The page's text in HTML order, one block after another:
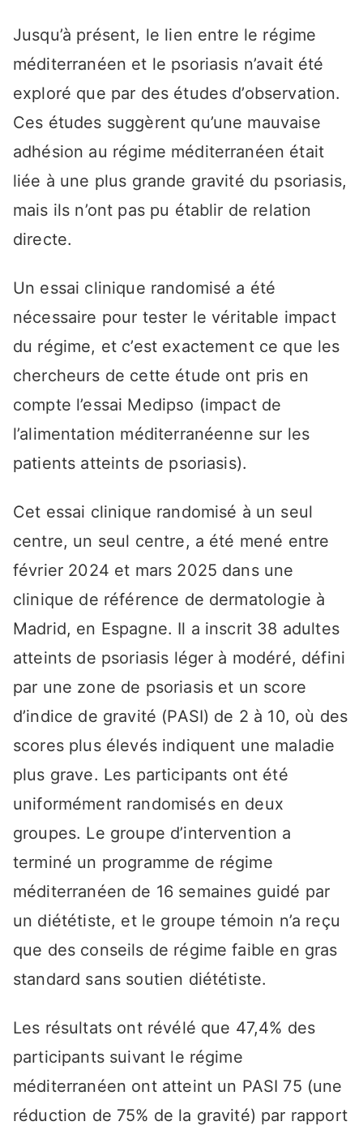
Jusqu’à présent, le lien entre le régime
méditerranéen et le psoriasis n’avait été
exploré que par des études d’observation.
Ces études suggèrent qu’une mauvaise
adhésion au régime méditerranéen était
liée à une plus grande gravité du psoriasis,
mais ils n’ont pas pu établir de relation
directe.
Un essai clinique randomisé a été
nécessaire pour tester le véritable impact
du régime, et c’est exactement ce que les
chercheurs de cette étude ont pris en
compte l’essai Medipso (impact de
l’alimentation méditerranéenne sur les
patients atteints de psoriasis).
Cet essai clinique randomisé à un seul
centre, un seul centre, a été mené entre
février 2024 et mars 2025 dans une
clinique de référence de dermatologie à
Madrid, en Espagne. Il a inscrit 38 adultes
atteints de psoriasis léger à modéré, défini
par une zone de psoriasis et un score
d’indice de gravité (PASI) de 2 à 10, où des
scores plus élevés indiquent une maladie
plus grave. Les participants ont été
uniformément randomisés en deux
groupes. Le groupe d’intervention a
terminé un programme de régime
méditerranéen de 16 semaines guidé par
un diététiste, et le groupe témoin n’a reçu
que des conseils de régime faible en gras
standard sans soutien diététiste.
Les résultats ont révélé que 47,4% des
participants suivant le régime
méditerranéen ont atteint un PASI 75 (une
réduction de 75% de la gravité) par rapport